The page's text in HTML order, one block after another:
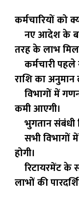
कर्मचारियों को
नए आदेश के
तरह के लाभ
कर्मचारी
राशि का
विभागों में
कमी आएगी।
भुगतान संबंधी
सभी विभागों
होगी।
रिटायरमेंट के
लाभों की